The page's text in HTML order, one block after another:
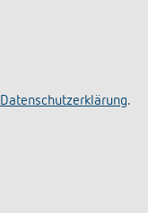
Datenschutzerklärung.